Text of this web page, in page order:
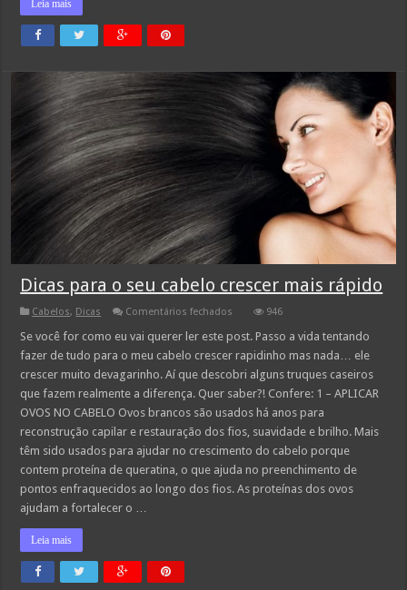
Leia mais
Dicas para o seu cabelo crescer mais rápido
Cabelos, Dicas Comentários fechados
para
seu
cabelo
crescer
mais
rápido
946
Se você for como eu vai querer ler este post. Passo a vida tentando
fazer de tudo para o meu cabelo crescer rapidinho mas nada… ele
crescer muito devagarinho. Aí que descobri alguns truques caseiros
que fazem realmente a diferença. Quer saber?! Confere: 1 – APLICAR
OVOS NO CABELO Ovos brancos são usados há anos para
reconstrução capilar e restauração dos fios, suavidade e brilho. Mais
têm sido usados para ajudar no crescimento do cabelo porque
contem proteína de queratina, o que ajuda no preenchimento de
pontos enfraquecidos ao longo dos fios. As proteínas dos ovos
ajudam a fortalecer o …
Leia mais